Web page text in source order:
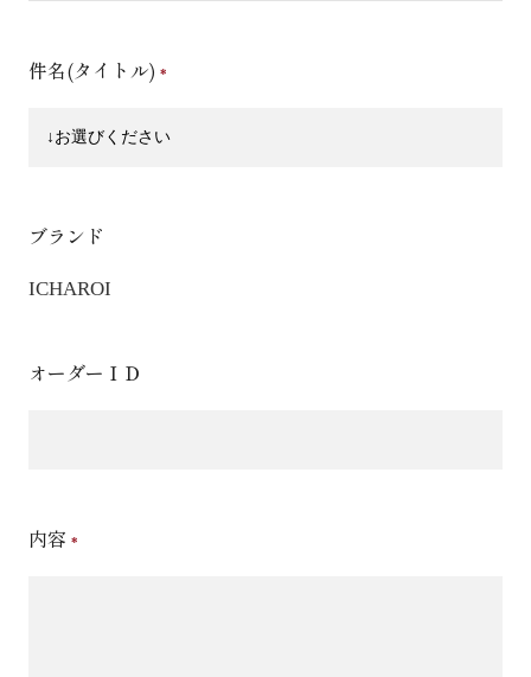
件名(タイトル)
ブランド
ICHAROI
オーダーＩＤ
内容